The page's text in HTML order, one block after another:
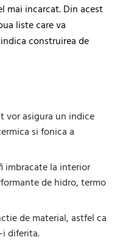
mai incarcat. Din acest
liste care va
construirea de
vor asigura un indice
si fonica a
imbracate la interior
de hidro, termo
de material, astfel ca
diferita.